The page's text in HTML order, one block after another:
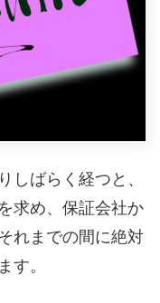
しばらく経つと、
求め、保証会社か
れまでの間に絶対
す。